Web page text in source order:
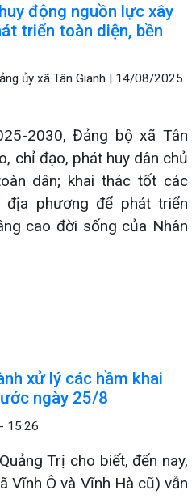
động nguồn lực xây
triển toàn diện, bền
ủy xã Tân Gianh | 14/08/2025
2030, Đảng bộ xã Tân
chỉ đạo, phát huy dân chủ
dân; khai thác tốt các
phương để phát triển
cao đời sống của Nhân
xử lý các hầm khai
ngày 25/8
15:26
Trị cho biết, đến nay,
Vĩnh Ô và Vĩnh Hà cũ) vẫn